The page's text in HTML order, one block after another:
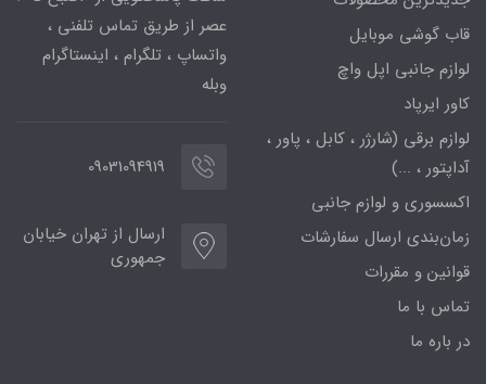
قاب گوشی موبایل
لوازم جانبی اپل واچ
کاور ایرپاد
لوازم برقی (شارژر ، کابل ، پاور ،
آداپتور ، ...)
اکسسوری و لوازم جانبی
زمان‌بندی ارسال سفارشات
قوانین و مقررات
تماس با ما
در باره ما
عصر از طریق تماس تلفنی ،
واتساپ ، تلگرام ، اینستاگرام
وبله
09031094919
ارسال از تهران خیابان
جمهوری